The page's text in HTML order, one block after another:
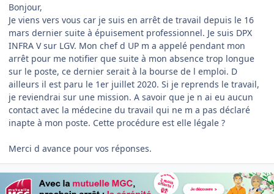
Bonjour,
Je viens vers vous car je suis en arrêt de travail depuis le 16
mars dernier suite à épuisement professionnel. Je suis DPX
INFRA V sur LGV. Mon chef d UP m a appelé pendant mon
arrêt pour me notifier que suite à mon absence trop longue
sur le poste, ce dernier serait à la bourse de l emploi. D
ailleurs il est paru le 1er juillet 2020. Si je reprends le travail,
je reviendrai sur une mission. A savoir que je n ai eu aucun
contact avec la médecine du travail qui ne m a pas déclaré
inapte à mon poste. Cette procédure est elle légale ?
Merci d avance pour vos réponses.